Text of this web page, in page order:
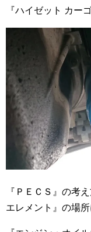
『ハイゼット カー
『ＰＥＣＳ』の考
エレメント』の場所